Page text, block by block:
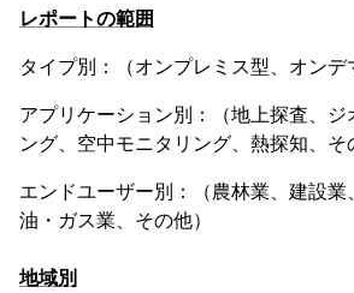
レポートの範囲
タイプ別：（オンプレミス型、オンデ
アプリケーション別：（地上探査、
ング、空中モニタリング、熱探知、そ
エンドユーザー別：（農林業、建設
油・ガス業、その他）
地域別